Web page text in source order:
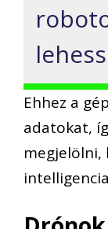
Ehhez a
adatokat,
megjelölni,